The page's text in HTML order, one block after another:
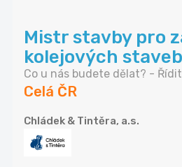
Mistr stavby pro
kolejových staveb
Co u nás budete dělat? -
Celá ČR
Chládek & Tintěra, a.s.